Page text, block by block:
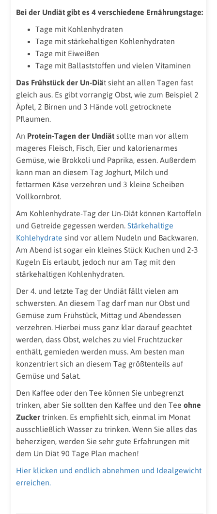
Bei der Undiät gibt es 4 verschiedene Ernährungstage:
Tage mit Kohlenhydraten
Tage mit stärkehaltigen Kohlenhydraten
Tage mit Eiweißen
Tage mit Ballaststoffen und vielen Vitaminen
Das Frühstück der Un-Diät sieht an allen Tagen fast
gleich aus. Es gibt vorrangig Obst, wie zum Beispiel 2
Äpfel, 2 Birnen und 3 Hände voll getrocknete
Pflaumen.
An Protein-Tagen der Undiät sollte man vor allem
mageres Fleisch, Fisch, Eier und kalorienarmes
Gemüse, wie Brokkoli und Paprika, essen. Außerdem
kann man an diesem Tag Joghurt, Milch und
fettarmen Käse verzehren und 3 kleine Scheiben
Vollkornbrot.
Am Kohlenhydrate-Tag der Un-Diät können Kartoffeln
und Getreide gegessen werden. Stärkehaltige
Kohlehydrate sind vor allem Nudeln und Backwaren.
Am Abend ist sogar ein kleines Stück Kuchen und 2-3
Kugeln Eis erlaubt, jedoch nur am Tag mit den
stärkehaltigen Kohlenhydraten.
Der 4. und letzte Tag der Undiät fällt vielen am
schwersten. An diesem Tag darf man nur Obst und
Gemüse zum Frühstück, Mittag und Abendessen
verzehren. Hierbei muss ganz klar darauf geachtet
werden, dass Obst, welches zu viel Fruchtzucker
enthält, gemieden werden muss. Am besten man
konzentriert sich an diesem Tag größtenteils auf
Gemüse und Salat.
Den Kaffee oder den Tee können Sie unbegrenzt
trinken, aber Sie sollten den Kaffee und den Tee ohne
Zucker trinken. Es empfiehlt sich, einmal im Monat
ausschließlich Wasser zu trinken. Wenn Sie alles das
beherzigen, werden Sie sehr gute Erfahrungen mit
dem Un Diät 90 Tage Plan machen!
Hier klicken und endlich abnehmen und Idealgewicht
erreichen.